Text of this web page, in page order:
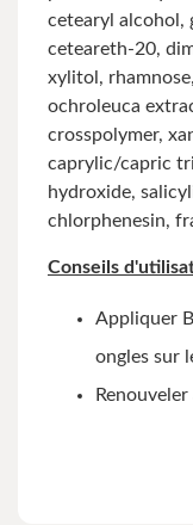
cetearyl alcohol,
ceteareth-20,
xylitol,
ochroleuca
crosspolymer,
caprylic/capric
hydroxide,
chlorphenesin,
Conseils
Appliquer
ongles sur